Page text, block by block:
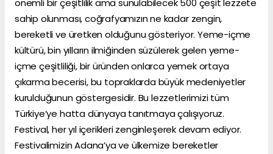
önemli bir çeşitlilik ama sunulabilecek 500 çeşit lezzete
sahip olunması, coğrafyamızın ne kadar zengin,
bereketli ve üretken olduğunu gösteriyor. Yeme-içme
kültürü, bin yılların ilmiğinden süzülerek gelen yeme-
içme çeşitliliği, bir üründen onlarca yemek ortaya
çıkarma becerisi, bu topraklarda büyük medeniyetler
kurulduğunun göstergesidir. Bu lezzetlerimizi tüm
Türkiye’ye hatta dünyaya tanıtmaya çalışıyoruz.
Festival, her yıl içerikleri zenginleşerek devam ediyor.
Festivalimizin Adana’ya ve ülkemize bereketler